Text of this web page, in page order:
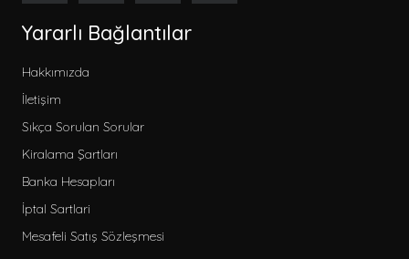
Yararlı Bağlantılar
Hakkımızda
İletişim
Sıkça Sorulan Sorular
Kiralama Şartları
Banka Hesapları
İptal Sartlari
Mesafeli Satış Sözleşmesi